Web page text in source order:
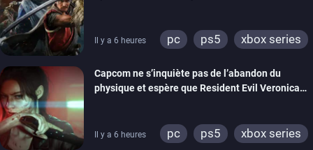
Il y a 6 heures pc ps5
xbox series
Capcom ne s’inquiète pas de l’abandon du
physique et espère que Resident Evil Veronica
Il y a 6 heures pc ps5
xbox series